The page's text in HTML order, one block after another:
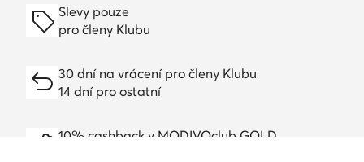
Slevy pouze
pro členy Klubu
30 dní na vrácení pro členy Klubu
14 dní pro ostatní
10% cashback v MODIVOclub GOLD